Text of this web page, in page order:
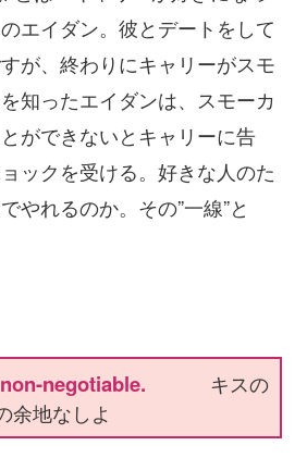
エイダン。彼とデートをして
が、終わりにキャリーがスモ
知ったエイダンは、スモーカ
ができないとキャリーに告
ックを受ける。好きな人のた
やれるのか。その”一線”と
negotiable.
キスの
余地なしよ